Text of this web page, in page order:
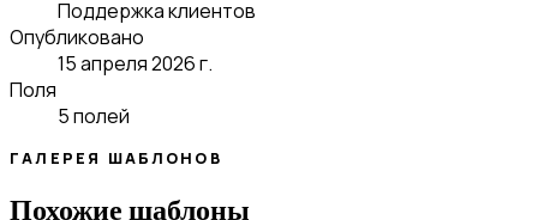
Поддержка клиентов
Опубликовано
15 апреля 2026 г.
Поля
5 полей
ГАЛЕРЕЯ ШАБЛОНОВ
Похожие шаблоны